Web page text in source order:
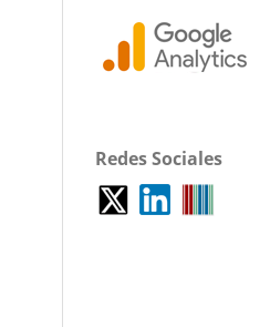
Redes Sociales